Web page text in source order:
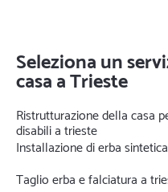
Seleziona un
casa a Trieste
Ristrutturazione della casa
disabili a trieste
Installazione di erba
Taglio erba e falciatura a